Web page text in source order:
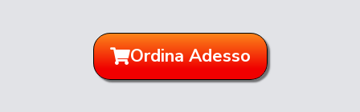
Ordina Adesso